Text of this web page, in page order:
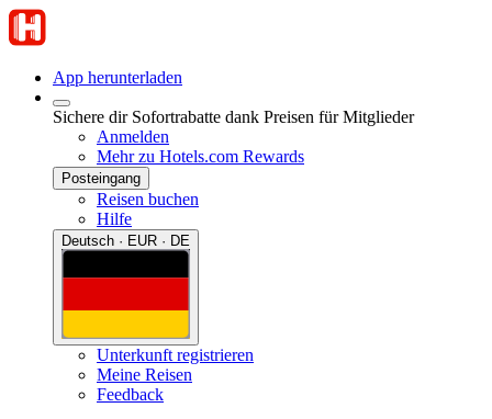
App herunterladen
Sichere dir Sofortrabatte dank Preisen für Mitglieder
Anmelden
Mehr zu Hotels.com Rewards
Posteingang
Reisen buchen
Hilfe
Deutsch · EUR · DE
Unterkunft registrieren
Meine Reisen
Feedback